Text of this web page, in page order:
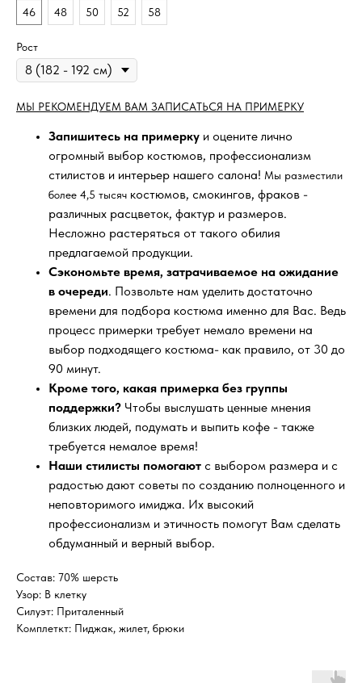
46
48 50 52 58
Рост
МЫ РЕКОМЕНДУЕМ ВАМ ЗАПИСАТЬСЯ НА ПРИМЕРКУ
Запишитесь на примерку и оцените лично
огромный выбор костюмов, профессионализм
стилистов и интерьер нашего салона! Мы разместили
более 4,5 тысяч костюмов, смокингов, фраков -
различных расцветок, фактур и размеров.
Несложно растеряться от такого обилия
предлагаемой продукции.
Сэкономьте время, затрачиваемое на ожидание
в очереди. Позвольте нам уделить достаточно
времени для подбора костюма именно для Вас. Ведь
процесс примерки требует немало времени на
выбор подходящего костюма- как правило, от 30 до
90 минут.
Кроме того, какая примерка без группы
поддержки? Чтобы выслушать ценные мнения
близких людей, подумать и выпить кофе - также
требуется немалое время!
Наши стилисты помогают с выбором размера и с
радостью дают советы по созданию полноценного и
неповторимого имиджа. Их высокий
профессионализм и этичность помогут Вам сделать
обдуманный и верный выбор.
Состав: 70% шерсть
Узор: В клетку
Силуэт: Приталенный
Комплеткт: Пиджак, жилет, брюки